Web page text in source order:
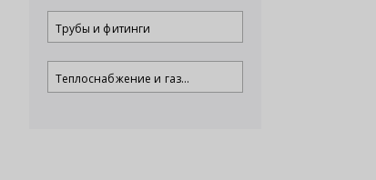
Трубы и фитинги
Теплоснабжение и газ...